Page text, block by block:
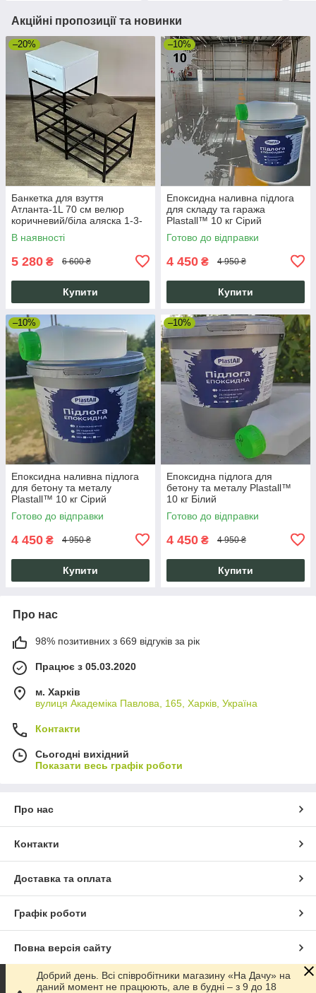
Акційні пропозиції та новинки
–20%
Банкетка для взуття
Атланта-1L 70 см велюр
коричневий/біла аляска 1-3-
9005
В наявності
5 280 ₴ 6 600 ₴
Купити
–10%
Епоксидна наливна підлога
для складу та гаража
Plastall™ 10 кг Сірий
Готово до відправки
4 450 ₴ 4 950 ₴
Купити
–10%
Епоксидна наливна підлога
для бетону та металу
Plastall™ 10 кг Сірий
Готово до відправки
4 450 ₴ 4 950 ₴
Купити
–10%
Епоксидна підлога для
бетону та металу Plastall™
10 кг Білий
Готово до відправки
4 450 ₴ 4 950 ₴
Купити
Про нас
98% позитивних з 669 відгуків за рік
Працює з 05.03.2020
м. Харків
вулиця Академіка Павлова, 165, Харків, Україна
Контакти
Сьогодні вихідний
Показати весь графік роботи
Про нас
Контакти
Доставка та оплата
Графік роботи
Повна версія сайту
Сайт створено на маркетплейсіProm.ua
Добрий день. Всі співробітники магазину «На Дачу» на
даний момент не працюють, але в будні – з 9 до 18